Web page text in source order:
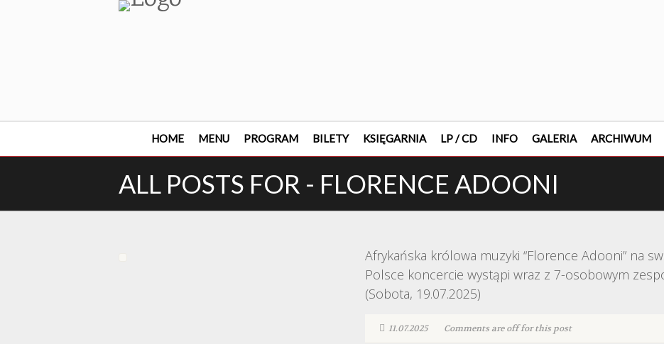
HOME MENU PROGRAM BILETY KSIĘGARNIA LP / CD INFO GALERIA ARCHIWUM
ALL POSTS FOR - FLORENCE ADOONI
Afrykańska królowa muzyki “Florence Adooni” na
Polsce koncercie wystąpi wraz z 7-osobowym
(Sobota, 19.07.2025)
11.07.2025 Comments are off for this post